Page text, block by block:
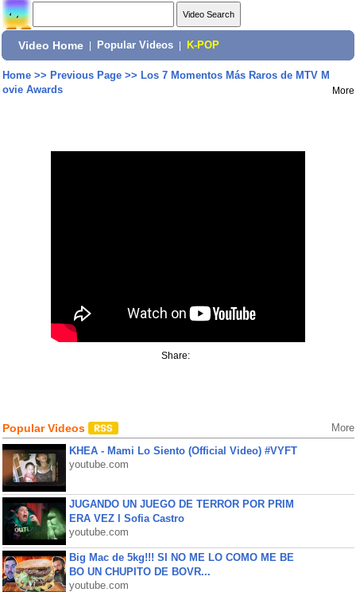
Video Home Popular Videos K-POP
Home>> Previous Page>> Los 7 Momentos Más Raros de MTV M
ovie Awards
More
Share:
Popular Videos More
KHEA - Mami Lo Siento (Official Video) #VYFT
youtube.com
JUGANDO UN JUEGO DE TERROR POR PRIM
ERA VEZ l Sofia Castro
youtube.com
Big Mac de 5kg!!! SI NO ME LO COMO ME BE
BO UN CHUPITO DE BOVR...
youtube.com